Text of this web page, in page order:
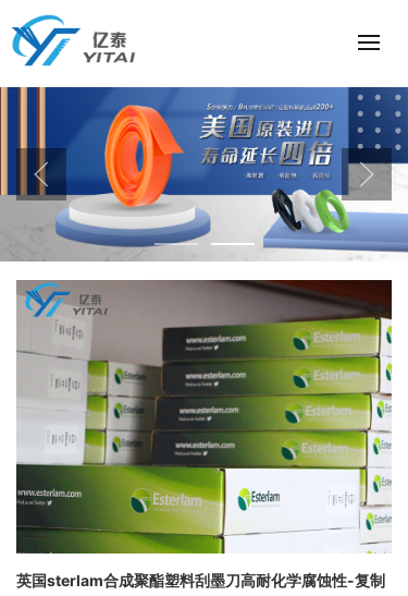
英国sterlam合成聚酯塑料刮墨刀高耐化学腐蚀性-复制